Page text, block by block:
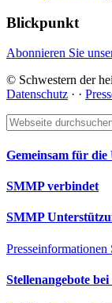
Blickpunkt
Abonnieren Sie
© Schwestern der
Datenschutz · ·
Footer
Webseite
durchsuchen
Gemeinsam für
SMMP verbindet
SMMP
Stellenangebote